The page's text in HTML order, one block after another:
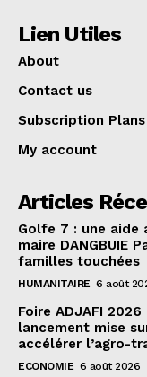
Lien Utiles
About
Contact us
Subscription Plans
My account
Articles
Golfe 7 : une aide
maire DANGBUIE
familles touchées
HUMANITAIRE 6 août
Foire ADJAFI
lancement mise
accélérer l’agro-
ECONOMIE 6 août 2026